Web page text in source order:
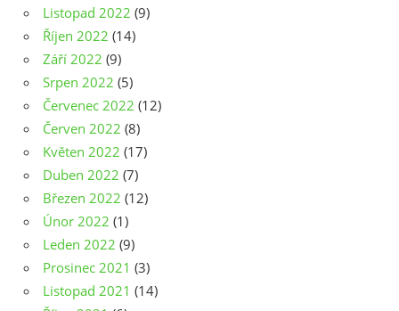
Listopad 2022 (9)
Říjen 2022 (14)
Září 2022 (9)
Srpen 2022 (5)
Červenec 2022 (12)
Červen 2022 (8)
Květen 2022 (17)
Duben 2022 (7)
Březen 2022 (12)
Únor 2022 (1)
Leden 2022 (9)
Prosinec 2021 (3)
Listopad 2021 (14)